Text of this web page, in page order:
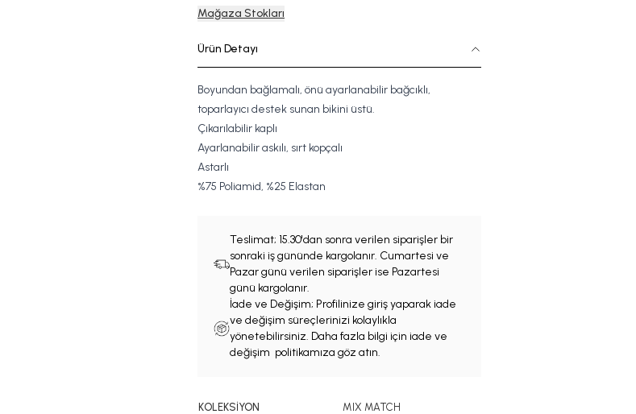
Mağaza Stokları
Ürün Detayı
Boyundan bağlamalı, önü ayarlanabilir bağcıklı,
toparlayıcı destek sunan bikini üstü.
Çıkarılabilir kaplı
Ayarlanabilir askılı, sırt kopçalı
Astarlı
%75 Poliamid, %25 Elastan
Teslimat; 15.30'dan sonra verilen siparişler bir
sonraki iş gününde kargolanır. Cumartesi ve
Pazar günü verilen siparişler ise Pazartesi
günü kargolanır.
İade ve Değişim; Profilinize giriş yaparak iade
ve değişim süreçlerinizi kolaylıkla
yönetebilirsiniz. Daha fazla bilgi için iade ve
değişim politikamıza göz atın.
KOLEKSİYON
MIX MATCH